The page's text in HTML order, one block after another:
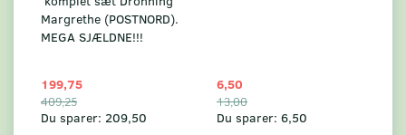
Margrethe (POSTNORD).
MEGA SJÆLDNE!!!
199,75
409,25
Du sparer: 209,50
6,50
13,00
Du sparer: 6,50